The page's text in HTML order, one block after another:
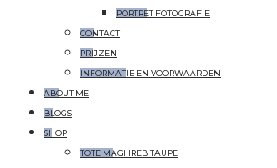
PORTRET FOTOGRAFIE
CONTACT
PRIJZEN
INFORMATIE EN VOORWAARDEN
ABOUT ME
BLOGS
SHOP
TOTE MAGHREB TAUPE